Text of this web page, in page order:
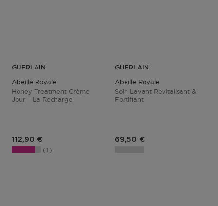
GUERLAIN
Abeille Royale
Honey Treatment Crème
Jour – La Recharge
Prix du produit
112,90 €
1
GUERLAIN
Abeille Royale
Soin Lavant Revitalisant &
Fortifiant
Prix du produit
69,50 €